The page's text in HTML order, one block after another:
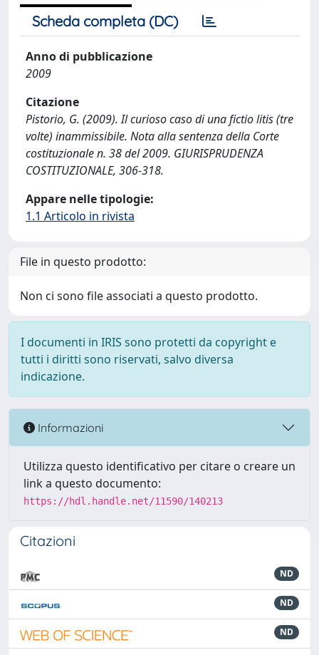
Scheda completa (DC)
Anno di pubblicazione
2009
Citazione
Pistorio, G. (2009). Il curioso caso di una fictio litis (tre
volte) inammissibile. Nota alla sentenza della Corte
costituzionale n. 38 del 2009. GIURISPRUDENZA
COSTITUZIONALE, 306-318.
Appare nelle tipologie:
1.1 Articolo in rivista
File in questo prodotto:
Non ci sono file associati a questo prodotto.
I documenti in IRIS sono protetti da copyright e
tutti i diritti sono riservati, salvo diversa
indicazione.
Informazioni
Utilizza questo identificativo per citare o creare un
link a questo documento:
https://hdl.handle.net/11590/140213
Citazioni
ND
ND
ND